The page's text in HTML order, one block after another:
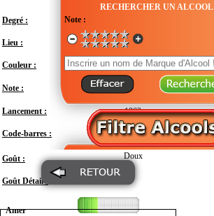
RECHERCHER UN ALCOOL
Note :
Degré :
Lieu : Italie - Piémont - Turin
Couleur :
Note :
Lancement : 1863
Code-barres : 7630040408493
Goût : Doux
Goût Détail :
Amer